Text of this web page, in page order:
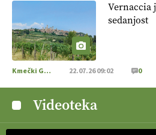
Vernaccia
sedanjost
Kmečki Glas 22.07.26 09:02 0
Videoteka